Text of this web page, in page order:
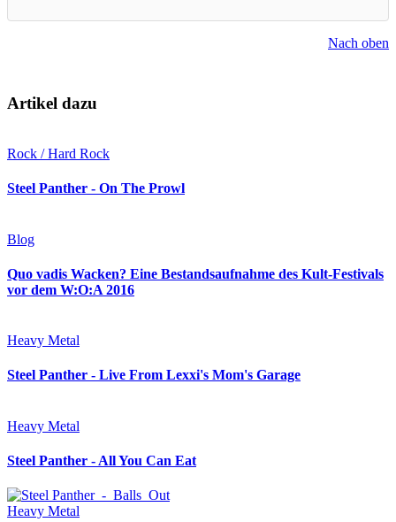
Nach oben
Artikel dazu
Rock / Hard Rock
Steel Panther - On The Prowl
Blog
Quo vadis Wacken? Eine Bestandsaufnahme des Kult-Festivals
vor dem W:O:A 2016
Heavy Metal
Steel Panther - Live From Lexxi's Mom's Garage
Heavy Metal
Steel Panther - All You Can Eat
Heavy Metal